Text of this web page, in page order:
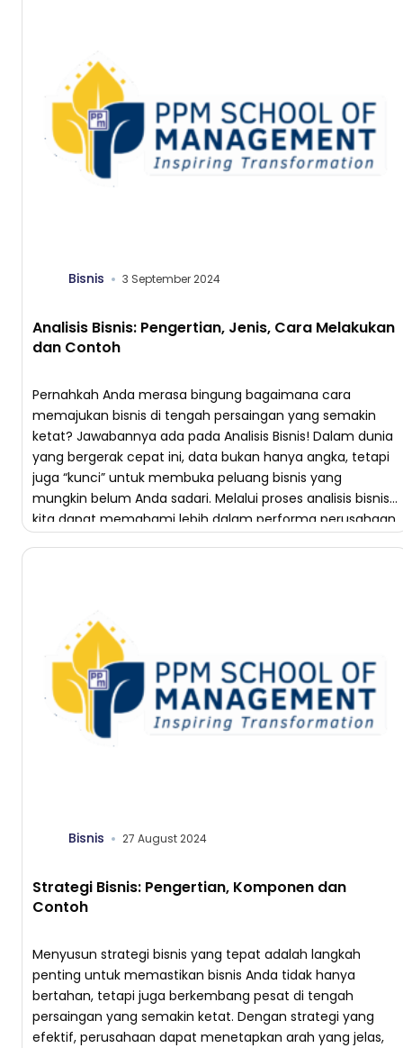
Bisnis 3 September 2024
Analisis Bisnis: Pengertian, Jenis, Cara Melakukan
dan Contoh
Pernahkah Anda merasa bingung bagaimana cara
memajukan bisnis di tengah persaingan yang semakin
ketat? Jawabannya ada pada Analisis Bisnis! Dalam dunia
yang bergerak cepat ini, data bukan hanya angka, tetapi
juga “kunci” untuk membuka peluang bisnis yang
mungkin belum Anda sadari. Melalui proses analisis bisnis,
kita dapat memahami lebih dalam performa perusahaan,
Bisnis 27 August 2024
Strategi Bisnis: Pengertian, Komponen dan
Contoh
Menyusun strategi bisnis yang tepat adalah langkah
penting untuk memastikan bisnis Anda tidak hanya
bertahan, tetapi juga berkembang pesat di tengah
persaingan yang semakin ketat. Dengan strategi yang
efektif, perusahaan dapat menetapkan arah yang jelas,